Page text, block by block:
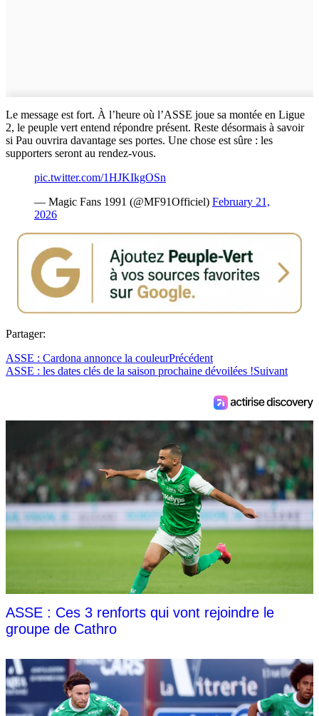
Le message est fort. À l’heure où l’ASSE joue sa montée en Ligue
2, le peuple vert entend répondre présent. Reste désormais à savoir
si Pau ouvrira davantage ses portes. Une chose est sûre : les
supporters seront au rendez-vous.
pic.twitter.com/1HJKIkgOSn
— Magic Fans 1991 (@MF91Officiel) February 21,
2026
Partager:
ASSE : Cardona annonce la couleurPrécédent
ASSE : les dates clés de la saison prochaine dévoilées !Suivant
ASSE : Ces 3 renforts qui vont rejoindre le
groupe de Cathro